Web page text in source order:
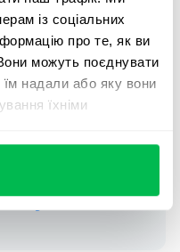
із соціальних
про те, як ви
можуть поєднувати
їм надали або яку вони
їхніми
через
і
зустріч з
про
модуль Perform